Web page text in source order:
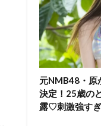
元NMB48・原
決定！25歳の
露♡刺激強す